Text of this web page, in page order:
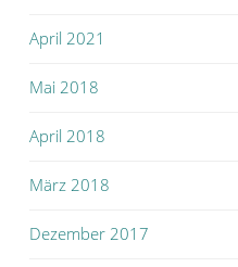
April 2021
Mai 2018
April 2018
März 2018
Dezember 2017